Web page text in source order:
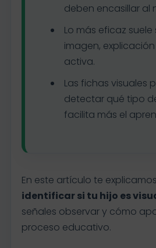
deben encasillar al
Lo más eficaz
imagen,
activa.
Las fichas visuales
detectar qué tipo
facilita más el
En este artículo te explicamos
identificar si tu hijo es
señales observar y cómo
proceso educativo.